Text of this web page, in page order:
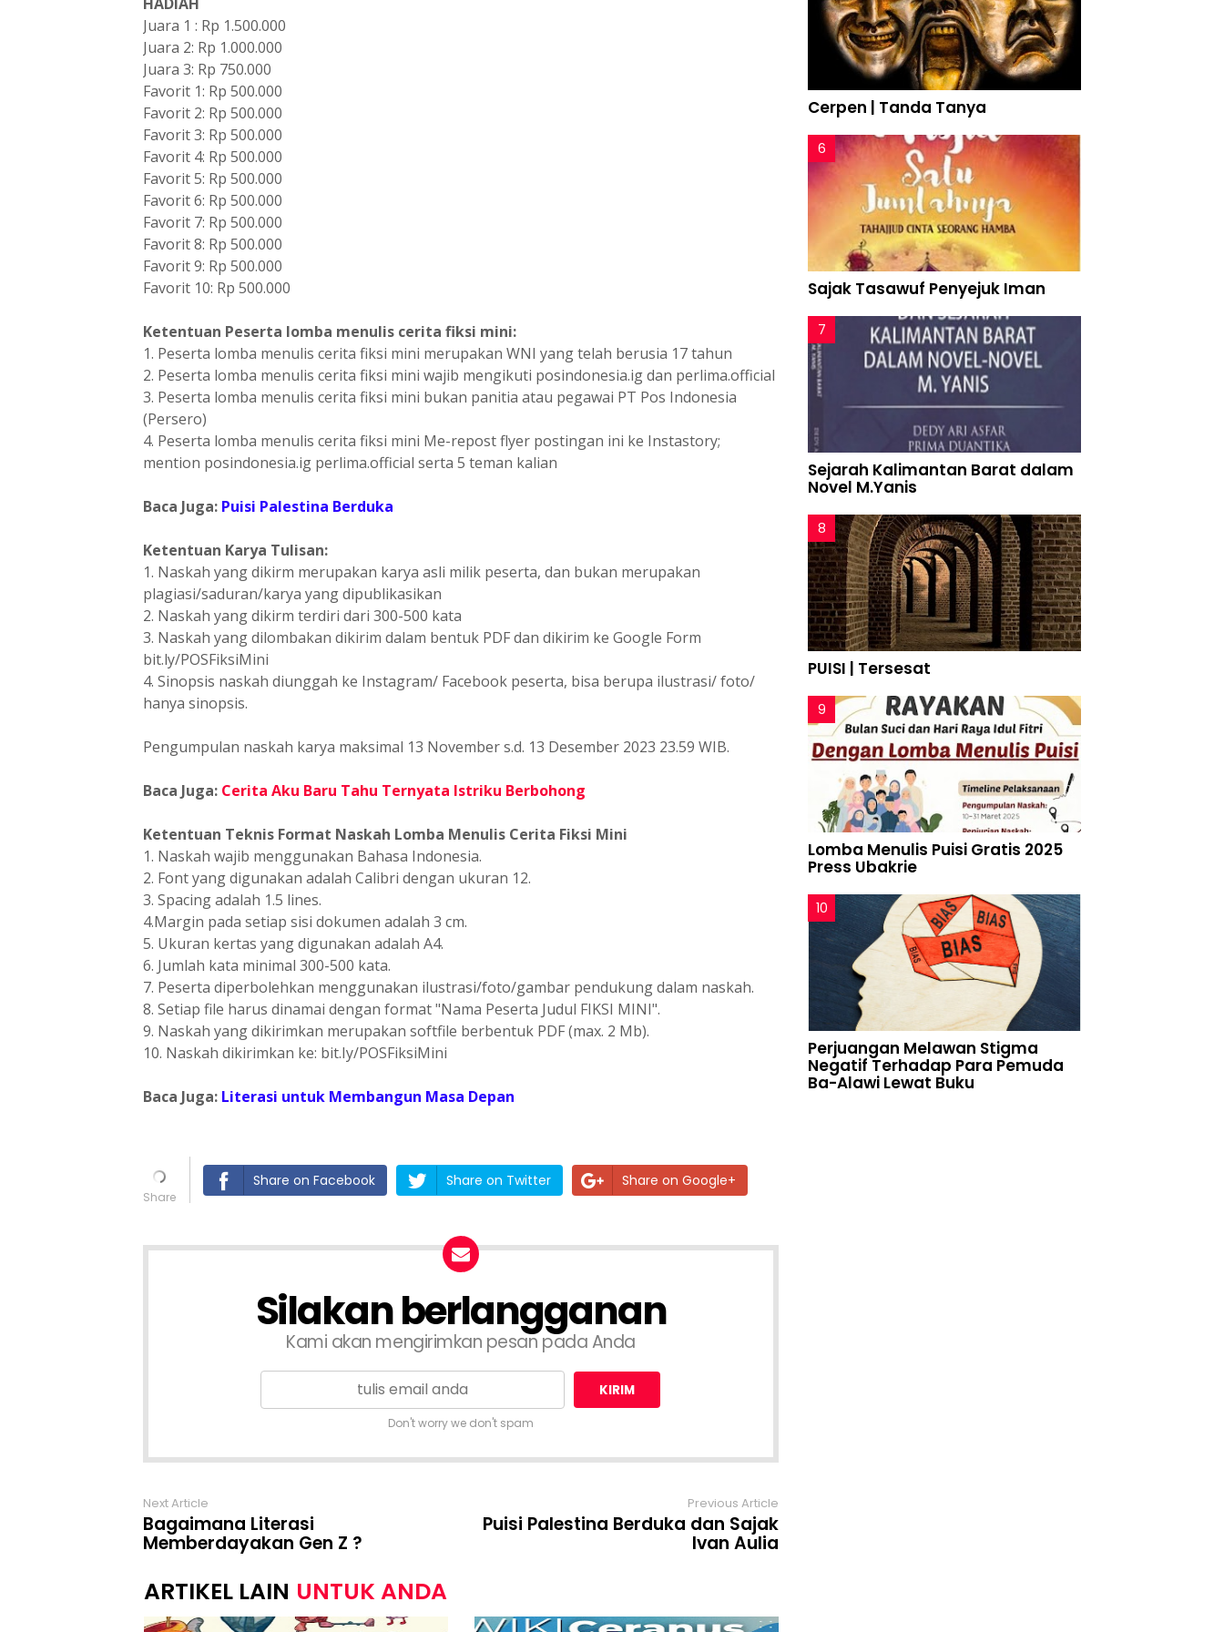
Juara 1 : Rp 1.500.000
Juara 2: Rp 1.000.000
Juara 3: Rp 750.000
Favorit 1: Rp 500.000
Favorit 2: Rp 500.000
Favorit 3: Rp 500.000
Favorit 4: Rp 500.000
Favorit 5: Rp 500.000
Favorit 6: Rp 500.000
Favorit 7: Rp 500.000
Favorit 8: Rp 500.000
Favorit 9: Rp 500.000
Favorit 10: Rp 500.000
Ketentuan Peserta lomba menulis cerita fiksi mini:
1. Peserta lomba menulis cerita fiksi mini merupakan WNI yang telah berusia 17 tahun
2. Peserta lomba menulis cerita fiksi mini wajib mengikuti posindonesia.ig dan perlima.official
3. Peserta lomba menulis cerita fiksi mini bukan panitia atau pegawai PT Pos Indonesia
(Persero)
4. Peserta lomba menulis cerita fiksi mini Me-repost flyer postingan ini ke Instastory;
mention posindonesia.ig perlima.official serta 5 teman kalian
Baca Juga: Puisi Palestina Berduka
Ketentuan Karya Tulisan:
1. Naskah yang dikirm merupakan karya asli milik peserta, dan bukan merupakan
plagiasi/saduran/karya yang dipublikasikan
2. Naskah yang dikirm terdiri dari 300-500 kata
3. Naskah yang dilombakan dikirim dalam bentuk PDF dan dikirim ke Google Form
bit.ly/POSFiksiMini
4. Sinopsis naskah diunggah ke Instagram/ Facebook peserta, bisa berupa ilustrasi/ foto/
hanya sinopsis.
Pengumpulan naskah karya maksimal 13 November s.d. 13 Desember 2023 23.59 WIB.
Baca Juga: Cerita Aku Baru Tahu Ternyata Istriku Berbohong
Ketentuan Teknis Format Naskah Lomba Menulis Cerita Fiksi Mini
1. Naskah wajib menggunakan Bahasa Indonesia.
2. Font yang digunakan adalah Calibri dengan ukuran 12.
3. Spacing adalah 1.5 lines.
4.Margin pada setiap sisi dokumen adalah 3 cm.
5. Ukuran kertas yang digunakan adalah A4.
6. Jumlah kata minimal 300-500 kata.
7. Peserta diperbolehkan menggunakan ilustrasi/foto/gambar pendukung dalam naskah.
8. Setiap file harus dinamai dengan format "Nama Peserta Judul FIKSI MINI".
9. Naskah yang dikirimkan merupakan softfile berbentuk PDF (max. 2 Mb).
10. Naskah dikirimkan ke: bit.Iy/POSFiksiMini
Baca Juga: Literasi untuk Membangun Masa Depan
Share on Facebook Share on Twitter Share on Google+
Silakan berlangganan
Kami akan mengirimkan pesan pada Anda
Don't worry we don't spam
Next Article
Bagaimana Literasi
Memberdayakan Gen Z ?
Previous Article
Puisi Palestina Berduka dan Sajak
Ivan Aulia
UNTUK ANDA
Cerpen | Tanda Tanya
Sajak Tasawuf Penyejuk Iman
Sejarah Kalimantan Barat dalam
Novel M.Yanis
PUISI | Tersesat
Lomba Menulis Puisi Gratis 2025
Press Ubakrie
Perjuangan Melawan Stigma
Negatif Terhadap Para Pemuda
Ba-Alawi Lewat Buku